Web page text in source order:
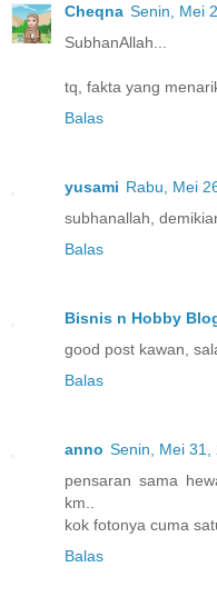
Cheqna Senin, Mei
SubhanAllah...
tq, fakta yang
Balas
yusami Rabu, Mei
subhanallah,
Balas
Bisnis n Hobby
good post kawan,
Balas
anno Senin, Mei 31,
pensaran sama
km..
kok fotonya cuma
Balas